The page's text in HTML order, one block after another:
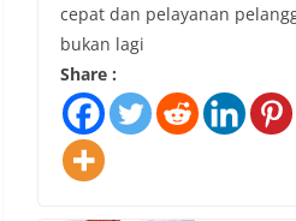
cepat dan pelayanan
bukan lagi
Share :